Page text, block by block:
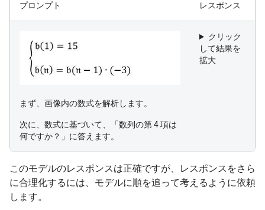
プロンプト レスポンス
まず、画像内の数式を解析します。
次に、数式に基づいて、「数列の第 4 項は
何ですか？」に答えます。
クリック
して結果を
拡大
このモデルのレスポンスは正確ですが、レスポンスをさら
に合理化するには、モデルに順を追って考えるように依頼
します。